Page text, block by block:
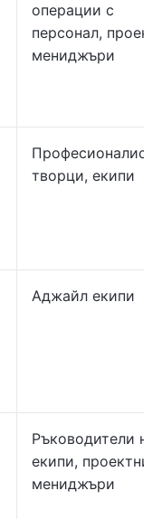
операции с
персонал,
мениджъри
творци, екипи
Аджайл екипи
Ръководители на
екипи, проектни
мениджъри